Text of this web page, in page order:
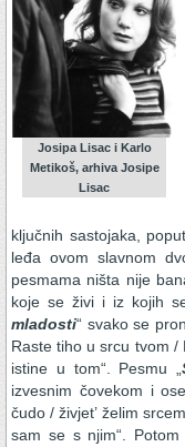
Josipa Lisac i Karlo
Metikoš, arhiva Josipe
Lisac
ključnih sastojaka,
leđa ovom slavnom
pesmama ništa nije
koje se živi i iz kojih
mladosti“ svako se
Raste tiho u srcu tvom
istine u tom“. Pesmu „
izvesnim čovekom i
čudo / živjet’ želim
sam se s njim“.